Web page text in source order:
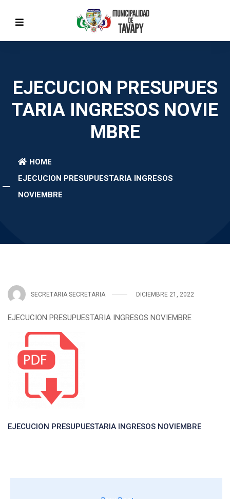
EJECUCION PRESUPUES
TARIA INGRESOS NOVIE
MBRE
HOME
EJECUCION PRESUPUESTARIA INGRESOS
NOVIEMBRE
SECRETARIA SECRETARIA DICIEMBRE 21, 2022
EJECUCION PRESUPUESTARIA INGRESOS NOVIEMBRE
EJECUCION PRESUPUESTARIA INGRESOS NOVIEMBRE